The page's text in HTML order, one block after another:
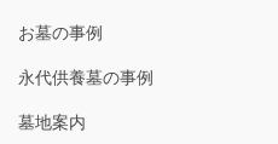
お墓の事例
永代供養墓の事例
墓地案内